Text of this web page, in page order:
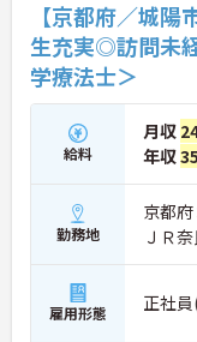
【京都府／城
生充実◎訪問未
学療法士＞
給料
月収
年収
勤務地
京都
ＪＲ
雇用形態 正社